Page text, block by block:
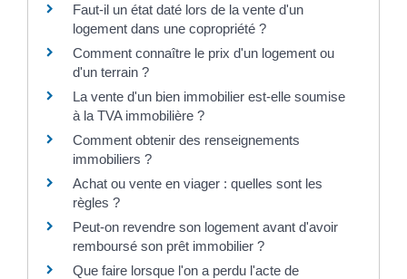
Faut-il un état daté lors de la vente d'un
logement dans une copropriété ?
Comment connaître le prix d'un logement ou
d'un terrain ?
La vente d'un bien immobilier est-elle soumise
à la TVA immobilière ?
Comment obtenir des renseignements
immobiliers ?
Achat ou vente en viager : quelles sont les
règles ?
Peut-on revendre son logement avant d'avoir
remboursé son prêt immobilier ?
Que faire lorsque l'on a perdu l'acte de